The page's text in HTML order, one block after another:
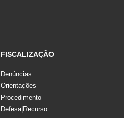
FISCALIZAÇÃO
Denúncias
Orientações
Procedimento
Defesa|Recurso